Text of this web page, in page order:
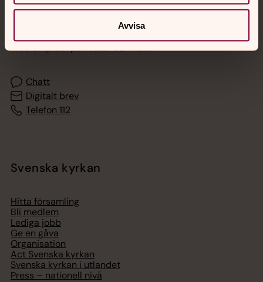
Avvisa
Jourhavande präst
med en präst på kvällar och nätter.
Chatt
Digitalt brev
Telefon 112
Svenska kyrkan
Hitta församling
Bli medlem
Lediga jobb
Ge en gåva
Organisation
Act Svenska kyrkan
Svenska kyrkan i utlandet
Press – nationell nivå